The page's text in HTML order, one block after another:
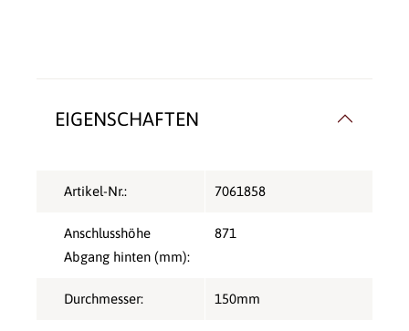
EIGENSCHAFTEN
Artikel-Nr.: 7061858
Anschlusshöhe
Abgang hinten (mm):
871
Durchmesser: 150mm